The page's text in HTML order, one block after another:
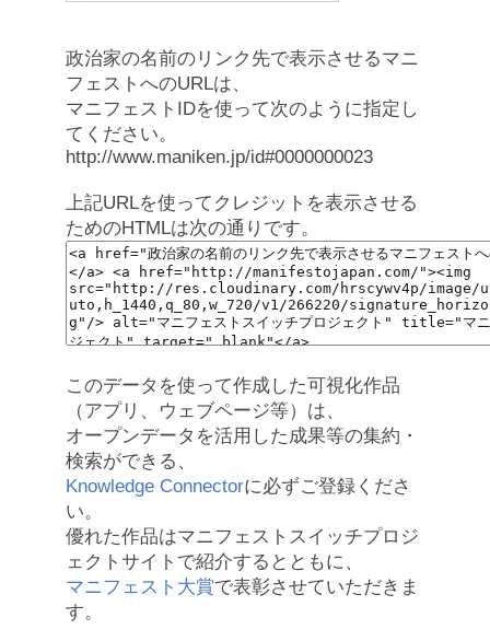
政治家の名前のリンク先で表示させるマニ
フェストへのURLは、
マニフェストIDを使って次のように指定し
てください。
http://www.maniken.jp/id#0000000023
上記URLを使ってクレジットを表示させる
ためのHTMLは次の通りです。
このデータを使って作成した可視化作品
（アプリ、ウェブページ等）は、
オープンデータを活用した成果等の集約・
検索ができる、
Knowledge Connectorに必ずご登録くださ
い。
優れた作品はマニフェストスイッチプロジ
ェクトサイトで紹介するとともに、
マニフェスト大賞で表彰させていただきま
す。